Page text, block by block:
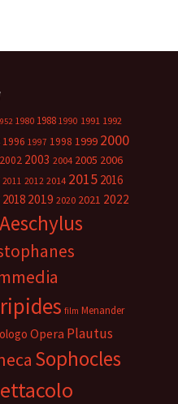
1980 1988 1990 1991 1992
1996 1997 1998 1999 2000
2002 2003 2004 2005 2006
2011 2012 2014 2015 2016
2018 2019 2020 2021 2022
Aeschylus
film Menander
Opera Plautus
Sophocles